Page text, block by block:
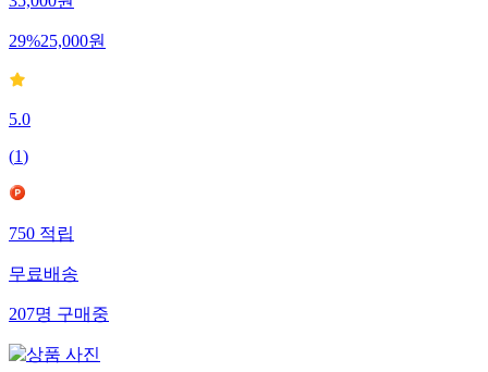
35,000원
29%25,000원
5.0
(1)
750적립
무료배송
207명구매중